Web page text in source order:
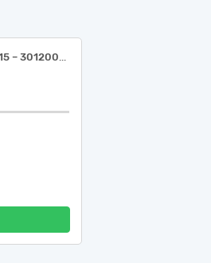
Картридж зі стрічкою (ДК 021:2015 – 30120000-6 Фотокопіювальне та поліграфічне обладнання для офсетного друку)